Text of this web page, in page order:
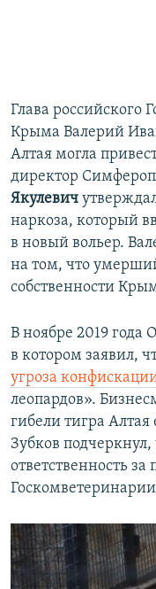
Глава российского
Крыма Валерий
Алтая могла
директор
Якулевич
наркоза, который
в новый вольер.
на том, что
собственности
В ноябре 2019 года
в котором заявил,
угроза
леопардов».
гибели тигра Алтая
Зубков
ответственность